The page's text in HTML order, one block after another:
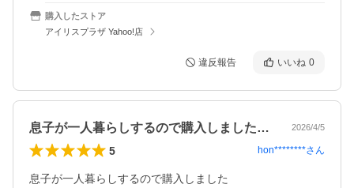
購入したストア
アイリスプラザ Yahoo!店
違反報告 いいね 0
息子が一人暮らしするので購入しました私… 2026/4/5
5 hon********さん
息子が一人暮らしするので購入しました